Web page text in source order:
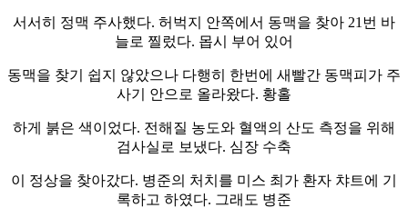
서서히 정맥 주사했다. 허벅지 안쪽에서 동맥을 찾아 21번 바
늘로 찔렀다. 몹시 부어 있어
동맥을 찾기 쉽지 않았으나 다행히 한번에 새빨간 동맥피가 주
사기 안으로 올라왔다. 황홀
하게 붉은 색이었다. 전해질 농도와 혈액의 산도 측정을 위해
검사실로 보냈다. 심장 수축
이 정상을 찾아갔다. 병준의 처치를 미스 최가 환자 챠트에 기
록하고 하였다. 그래도 병준